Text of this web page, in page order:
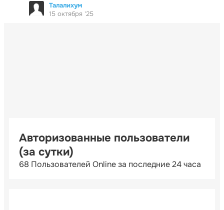
Талалихум
15 октября '25
Авторизованные пользователи
(за сутки)
68 Пользователей Online за последние 24 часа